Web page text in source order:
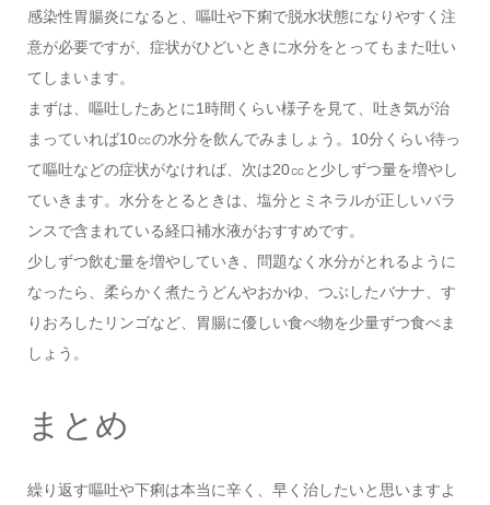
感染性胃腸炎になると、嘔吐や下痢で脱水状態になりやすく注
意が必要ですが、症状がひどいときに水分をとってもまた吐い
てしまいます。
まずは、嘔吐したあとに1時間くらい様子を見て、吐き気が治
まっていれば10㏄の水分を飲んでみましょう。10分くらい待っ
て嘔吐などの症状がなければ、次は20㏄と少しずつ量を増やし
ていきます。水分をとるときは、塩分とミネラルが正しいバラ
ンスで含まれている経口補水液がおすすめです。
少しずつ飲む量を増やしていき、問題なく水分がとれるように
なったら、柔らかく煮たうどんやおかゆ、つぶしたバナナ、す
りおろしたリンゴなど、胃腸に優しい食べ物を少量ずつ食べま
しょう。
まとめ
繰り返す嘔吐や下痢は本当に辛く、早く治したいと思いますよ